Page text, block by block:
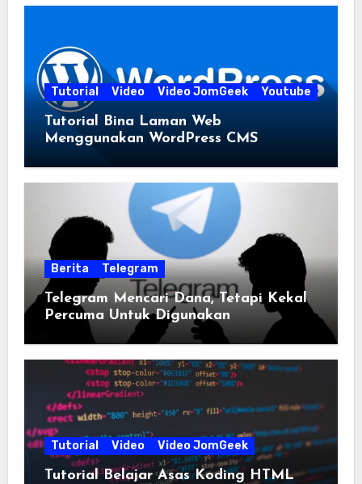
Tutorial Video Video JomGeek Youtube
Tutorial Bina Laman Web
Menggunakan WordPress CMS
Berita Telegram
Telegram Mencari Dana, Tetapi Kekal
Percuma Untuk Digunakan
Tutorial Video Video JomGeek
Tutorial Belajar Asas Koding HTML